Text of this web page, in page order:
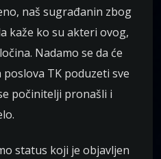
naš sugrađanin zbog
kaže ko su akteri ovog,
Nadamo se da će
TK poduzeti sve
počinitelji pronašli i
status koji je objavljen